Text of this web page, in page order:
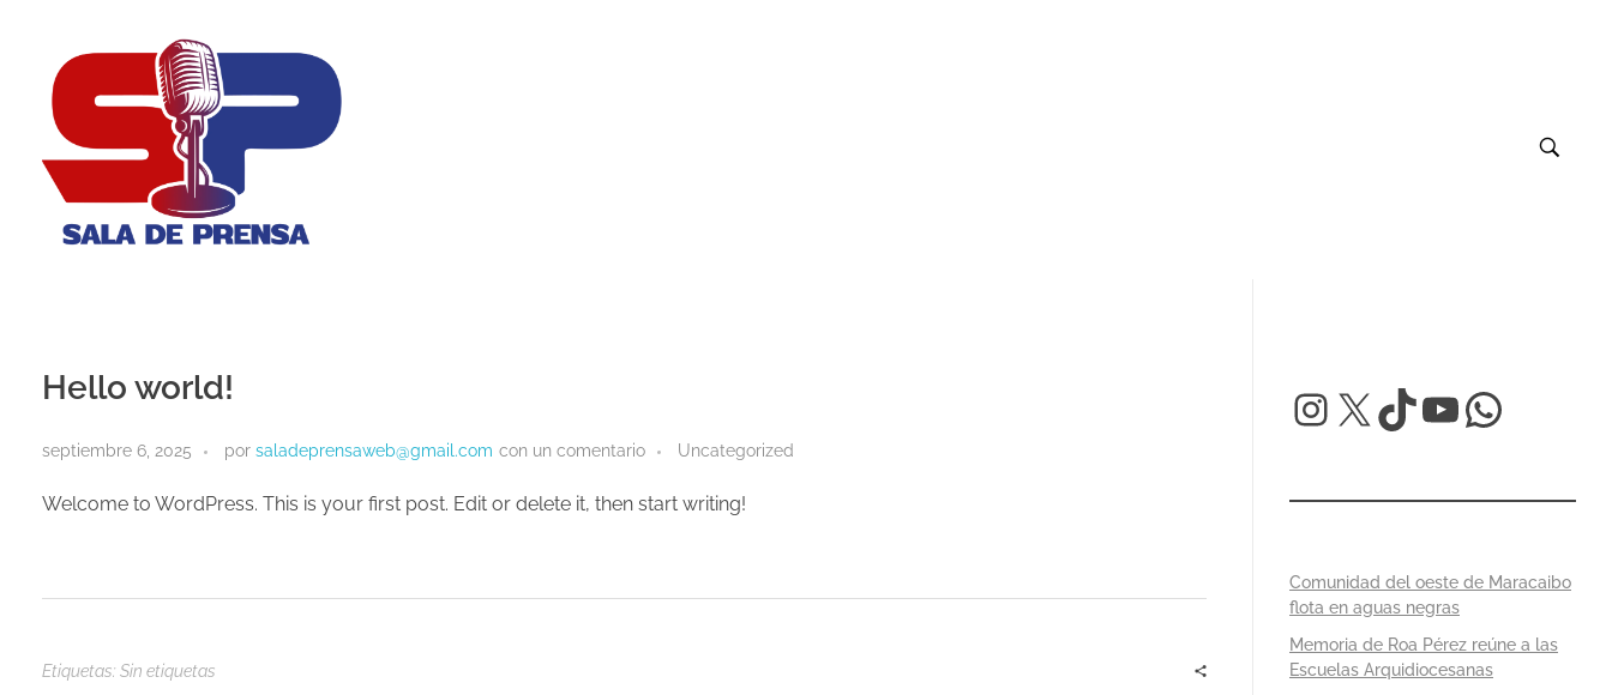
Hello world!
septiembre 6, 2025 por saladeprensaweb@gmail.com con un comentario Uncategorized
Welcome to WordPress. This is your first post. Edit or delete it, then start writing!
Etiquetas: Sin etiquetas
Comunidad del oeste de Maracaibo
flota en aguas negras
Memoria de Roa Pérez reúne a las
Escuelas Arquidiocesanas